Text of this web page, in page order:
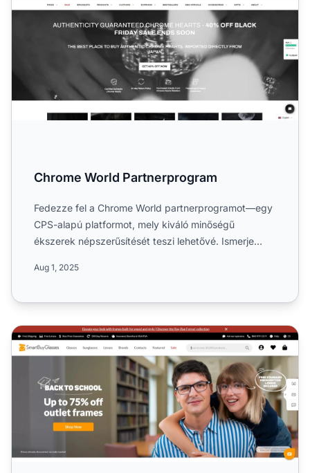
Chrome World Partnerprogram
Fedezze fel a Chrome World partnerprogramot—egy
CPS-alapú platformot, mely kiváló minőségű
ékszerek népszerűsítését teszi lehetővé. Ismerje
Aug 1, 2025
SmartBuyGlasses Partnerprogram